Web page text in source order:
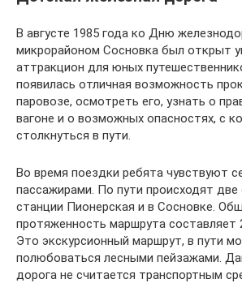
В августе 1985 года ко Дню
микрорайоном Сосновка был открыт
аттракцион для юных
появилась отличная возможность
паровозе, осмотреть его, узнать о
вагоне и о возможных опасностях, с
столкнуться в пути.
Во время поездки ребята чувствуют
пассажирами. По пути происходят две
станции Пионерская и в Сосновке.
протяженность маршрута составляет
Это экскурсионный маршрут, в пути
полюбоваться лесными пейзажами.
дорога не считается транспортным